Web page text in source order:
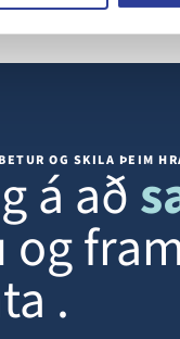
OG SKILA ÞEIM
á að
og
.